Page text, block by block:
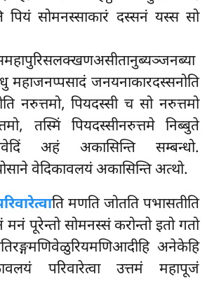
पियं सोमनस्साकारं दस्सनं यस्स सो
महाजनप्पसादं जनयनाकारदस्सनोति
नरुत्तमो, पियदस्सी च सो नरुत्तमो
तस्मिं पियदस्सीनरुत्तमे निब्बुते
अहं अकासिन्ति सम्बन्धो.
वेदिकावलयं अकासिन्ति अत्थो.
ति मणति जोतति पभासतीति
पूरेन्तो सोमनस्सं करोन्तो इतो गतो
अनेकेहि
परिवारेत्वा उत्तमं महापूजं